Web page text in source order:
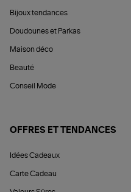
Bijoux tendances
Doudounes et Parkas
Maison déco
Beauté
Conseil Mode
OFFRES ET TENDANCES
Idées Cadeaux
Carte Cadeau